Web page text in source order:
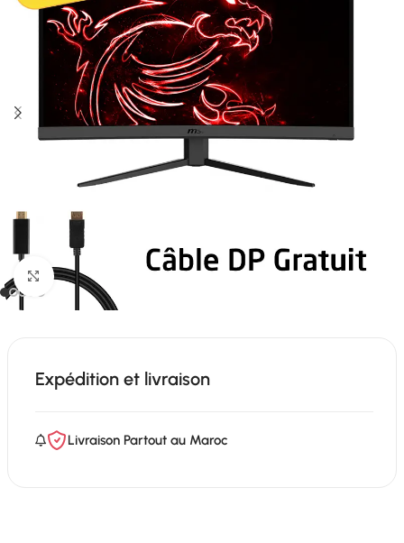
Click to enlarge
Expédition et livraison
Livraison Partout au Maroc